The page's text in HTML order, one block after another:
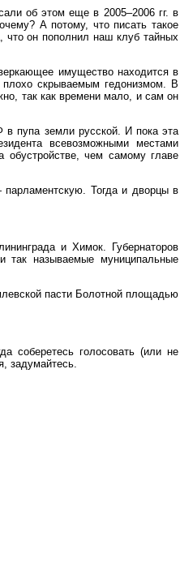
об этом еще в 2005–2006 гг. в
А потому, что писать такое
он пополнил наш клуб тайных
имущество находится в
скрываемым гедонизмом. В
так как времени мало, и сам он
в пупа земли русской. И пока эта
всевозможными местами
чем самому главе
Тогда и дворцы в
и Химок. Губернаторов
так называемые муниципальные
пасти Болотной площадью
соберетесь голосовать (или не
задумайтесь.